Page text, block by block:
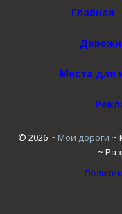
Главная
Места для
© 2026 ~ Мои дороги ~
~